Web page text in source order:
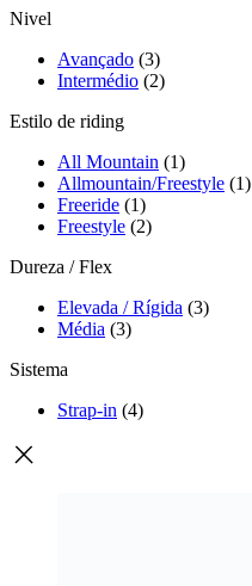
Nivel
Avançado (3)
Intermédio (2)
Estilo de riding
All Mountain (1)
Allmountain/Freestyle (1)
Freeride (1)
Freestyle (2)
Dureza / Flex
Elevada / Rígida (3)
Média (3)
Sistema
Strap-in (4)